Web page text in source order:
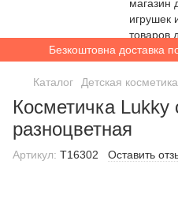
Безкоштовна доставка
Каталог Детская косметика
Косметичка Lukky
разноцветная
Артикул: T16302 Оставить